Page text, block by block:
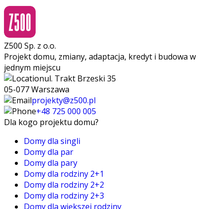
Z500 Sp. z o.o.
Projekt domu, zmiany, adaptacja, kredyt i budowa w
jednym miejscu
ul. Trakt Brzeski 35
05-077 Warszawa
projekty@z500.pl
+48 725 000 005
Dla kogo projektu domu?
Domy dla singli
Domy dla par
Domy dla pary
Domy dla rodziny 2+1
Domy dla rodziny 2+2
Domy dla rodziny 2+3
Domy dla większej rodziny